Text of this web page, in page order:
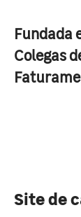
Fundada
Colegas
Site de